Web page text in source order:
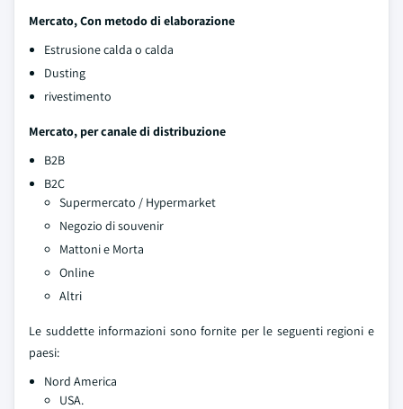
Mercato, Con metodo di elaborazione
Estrusione calda o calda
Dusting
rivestimento
Mercato, per canale di distribuzione
B2B
B2C
Supermercato / Hypermarket
Negozio di souvenir
Mattoni e Morta
Online
Altri
Le suddette informazioni sono fornite per le seguenti regioni e
paesi:
Nord America
USA.